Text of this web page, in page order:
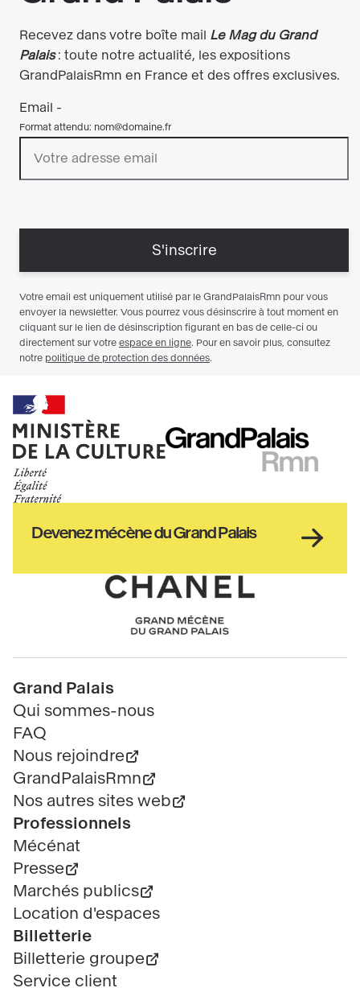
Ministère
de
la
Haut
de
Devenez mécène du Grand Palais
Chanel
Pied
de
page
Grand Palais
Qui sommes-nous
FAQ
Nous rejoindre
GrandPalaisRmn
Nos autres sites web
Professionnels
Mécénat
Presse
Marchés publics
Location d'espaces
Billetterie
Billetterie groupe
Service client